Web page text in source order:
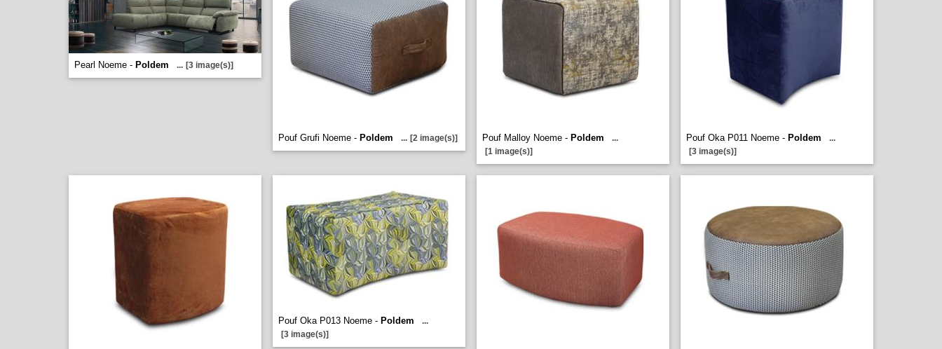
Pearl Noeme - Poldem ... [3 image(s)]
Pouf Grufi Noeme - Poldem ... [2 image(s)] Pouf Malloy Noeme - Poldem
...
[1 image(s)]
Pouf Oka P011 Noeme - Poldem
...
[3 image(s)]
Pouf Oka P013 Noeme - Poldem
...
[3 image(s)]